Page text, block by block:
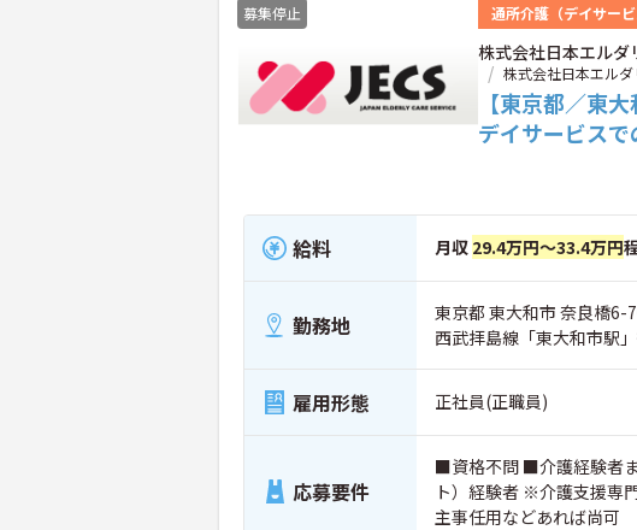
募集停止 通所介護（デイサービ
株式会社日本エルダ
株式会社日本エル
【東京都／東
デイサービスで
給料 月収 29.4万円～33.4万円
勤務地
東京都 東大和市 奈良橋6-
西武拝島線「東大和市駅
雇用形態 正社員(正職員)
応募要件
■資格不問 ■介護経験者
ト）経験者 ※介護支援専
主事任用などあれば尚可